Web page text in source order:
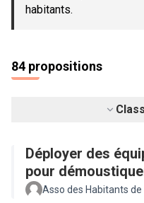
habitants.
84 propositions
Déployer des
pour
Asso des Habitants